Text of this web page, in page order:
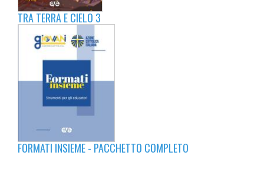
TRA TERRA E CIELO 3
FORMATI INSIEME - PACCHETTO COMPLETO